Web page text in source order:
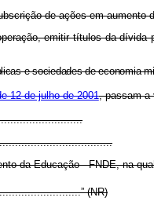
de ações em
emitir títulos da
e sociedades de economia
12 de julho de 2001, passam a
da Educação - FNDE, na
(NR)